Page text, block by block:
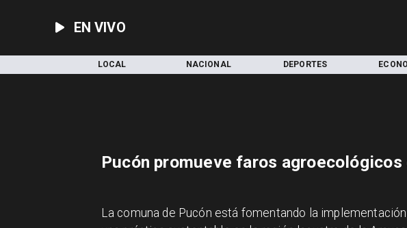
EN VIVO
LOCAL NACIONAL DEPORTES
Pucón promueve faros
La comuna de Pucón está fomentando la